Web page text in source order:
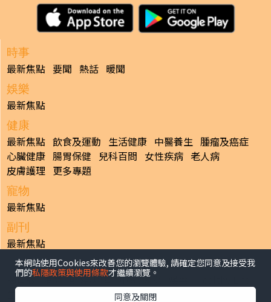
時事
最新焦點 要聞 熱話 暖聞
娛樂
最新焦點
健康
最新焦點 飲食及運動 生活健康 中醫養生 腫瘤及癌症
心臟健康 腸胃保健 兒科百問 女性疾病 老人病
皮膚護理 更多專題
寵物
最新焦點
副刊
最新焦點
日報
揭頁版 港聞 財經/地產 中國/國際
生活副刊
體育 專題/人物
本網站使用Cookies來改善您的瀏覽體驗, 請確定您同意及接受我
們的私隱政策與使用條款才繼續瀏覽。
同意及關閉